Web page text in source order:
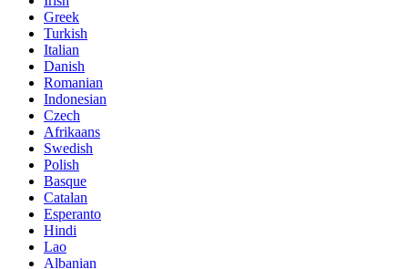
Greek
Turkish
Italian
Danish
Romanian
Indonesian
Czech
Afrikaans
Swedish
Polish
Basque
Catalan
Esperanto
Hindi
Lao
Albanian